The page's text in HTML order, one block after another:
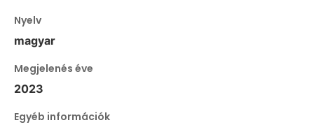
Nyelv
magyar
Megjelenés éve
2023
Egyéb információk